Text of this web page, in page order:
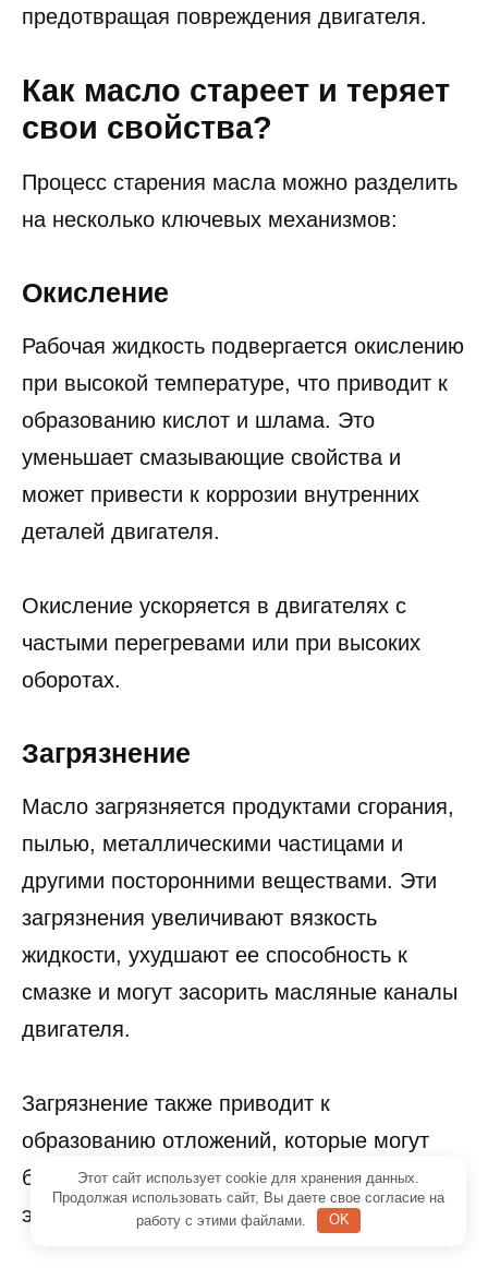
предотвращая повреждения двигателя.
Как масло стареет и теряет
свои свойства?
Процесс старения масла можно разделить
на несколько ключевых механизмов:
Окисление
Рабочая жидкость подвергается окислению
при высокой температуре, что приводит к
образованию кислот и шлама. Это
уменьшает смазывающие свойства и
может привести к коррозии внутренних
деталей двигателя.
Окисление ускоряется в двигателях с
частыми перегревами или при высоких
оборотах.
Загрязнение
Масло загрязняется продуктами сгорания,
пылью, металлическими частицами и
другими посторонними веществами. Эти
загрязнения увеличивают вязкость
жидкости, ухудшают ее способность к
смазке и могут засорить масляные каналы
двигателя.
Загрязнение также приводит к
образованию отложений, которые могут
блокировать фильтры и уменьшать
эффективность работы двигателя.
Этот сайт использует cookie для хранения данных.
Продолжая использовать сайт, Вы даете свое согласие на
работу с этими файлами.
OK